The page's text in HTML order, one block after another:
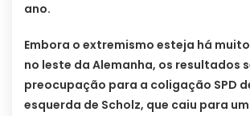
ano.
Embora o extremismo esteja há
no leste da Alemanha, os resultados
preocupação para a coligação SPD
esquerda de Scholz, que caiu para